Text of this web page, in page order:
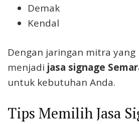
Demak
Kendal
Dengan jaringan mitra yang
menjadi jasa signage
untuk kebutuhan Anda.
Tips Memilih Jasa